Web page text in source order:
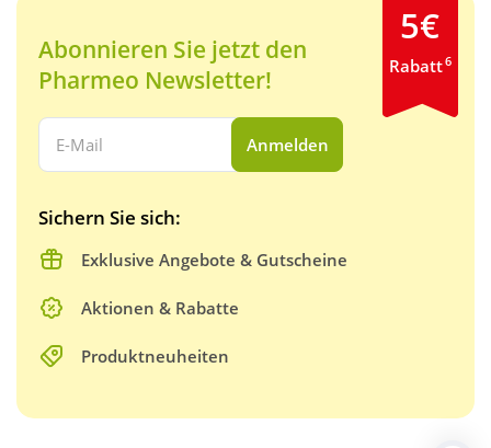
Abonnieren Sie jetzt den
Pharmeo Newsletter!
Ihre E-Mail Adresse:
Anmelden
Sichern Sie sich:
Exklusive Angebote & Gutscheine
Aktionen & Rabatte
Produktneuheiten
5€
Rabatt6